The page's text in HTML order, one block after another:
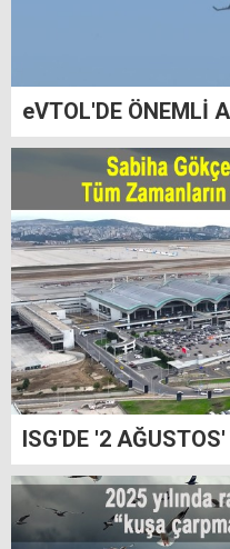
eVTOL'DE ÖNEMLİ
ISG'DE '2